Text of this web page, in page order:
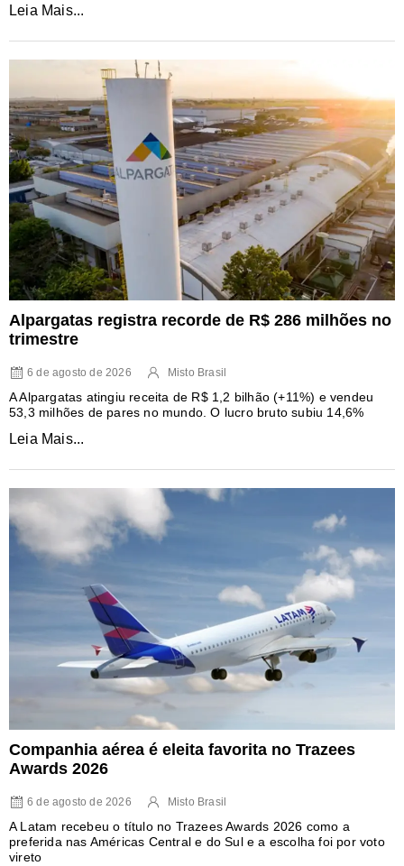
Leia Mais...
Alpargatas registra recorde de R$ 286 milhões no
trimestre
6 de agosto de 2026 Misto Brasil
A Alpargatas atingiu receita de R$ 1,2 bilhão (+11%) e vendeu
53,3 milhões de pares no mundo. O lucro bruto subiu 14,6%
Leia Mais...
Companhia aérea é eleita favorita no Trazees
Awards 2026
6 de agosto de 2026 Misto Brasil
A Latam recebeu o título no Trazees Awards 2026 como a
preferida nas Américas Central e do Sul e a escolha foi por voto
vireto